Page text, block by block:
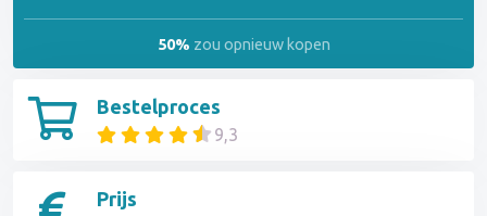
Bestelproces
9,3
Prijs
50% zou opnieuw kopen